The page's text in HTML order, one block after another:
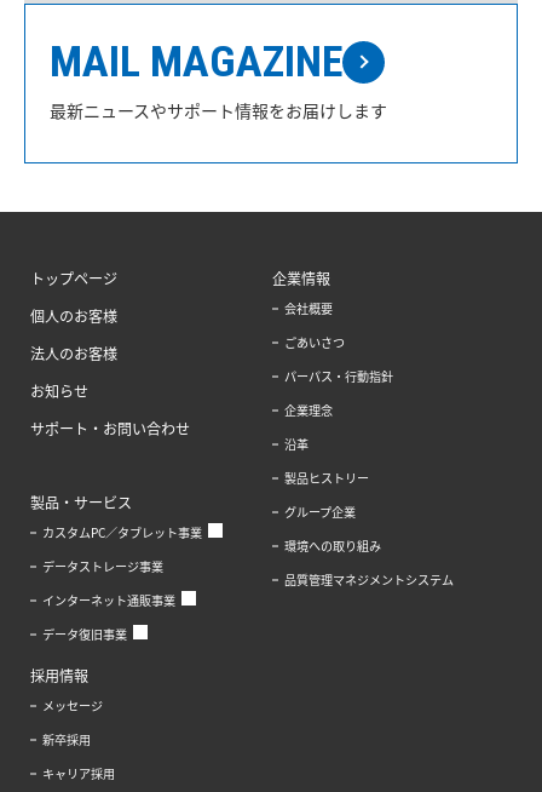
MAIL MAGAZINE
最新ニュースやサポート情報をお届けします
トップページ
個人のお客様
法人のお客様
お知らせ
サポート・お問い合わせ
製品・サービス
カスタムPC／タブレット事業
データストレージ事業
インターネット通販事業
データ復旧事業
企業情報
会社概要
ごあいさつ
パーパス・行動指針
企業理念
沿革
製品ヒストリー
グループ企業
環境への取り組み
品質管理マネジメントシステム
採用情報
メッセージ
新卒採用
キャリア採用